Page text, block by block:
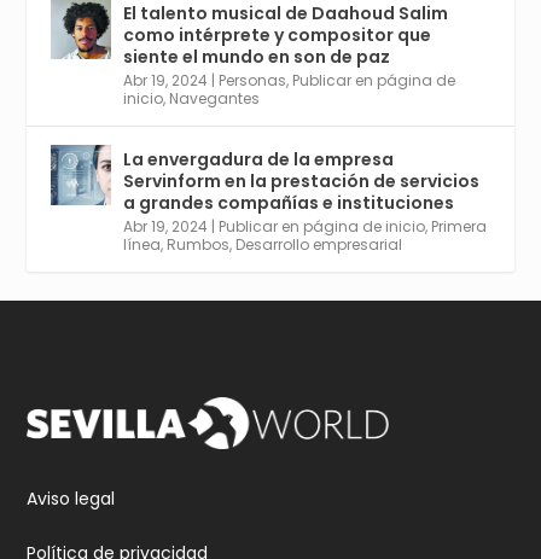
Avata
Sevilla World @worldsevilla ·
30 Abr 2024
Aprovéchalo si vives en Sevilla capital o
provincia. Curso gratuito en Internet de las
Cosas, Inteligencia Artificial y Smart Cities
plazo acaba el 2 de mayo. Dota de gran
empleabilidad. Ver y enlace a inscripción:
https://tinyurl.com/yu5xhwjr
El talento musical de Daahoud Salim
como intérprete y compositor que
siente el mundo en son de paz
Abr 19, 2024 | Personas, Publicar en página de
inicio, Navegantes
La envergadura de la empresa
Servinform en la prestación de servicios
a grandes compañías e instituciones
Abr 19, 2024 | Publicar en página de inicio, Primera
línea, Rumbos, Desarrollo empresarial
Aviso legal
Política de privacidad